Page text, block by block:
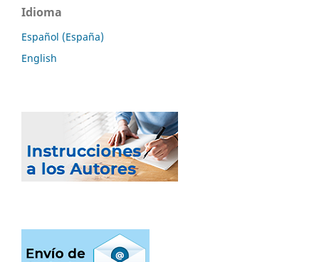
Idioma
Español (España)
English